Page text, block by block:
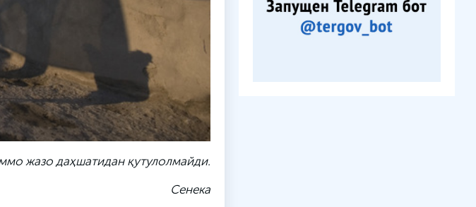
жазо даҳшатидан қутулолмайди.
Сенека